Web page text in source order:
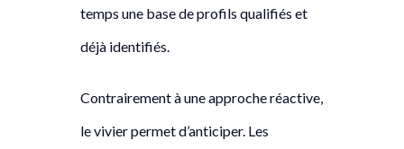
temps une base de profils qualifiés et
déjà identifiés.
Contrairement à une approche réactive,
le vivier permet d’anticiper. Les